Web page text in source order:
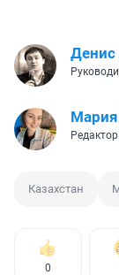
Денис
Мария
Казахстан
0